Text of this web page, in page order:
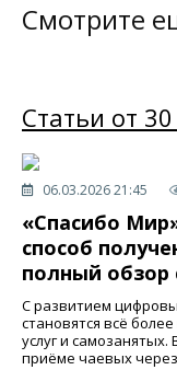
Смотрите
Статьи от
06.03.2026 21:45
«Спасибо
способ
полный обзор
С развитием
становятся всё
услуг и
приёме чаевых